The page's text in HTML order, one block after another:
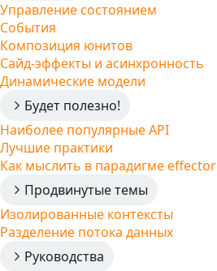
Управление состоянием
События
Композиция юнитов
Сайд-эффекты и асинхронность
Динамические модели
Будет полезно!
Наиболее популярные API
Лучшие практики
Как мыслить в парадигме effector
Продвинутые темы
Изолированные контексты
Разделение потока данных
Руководства